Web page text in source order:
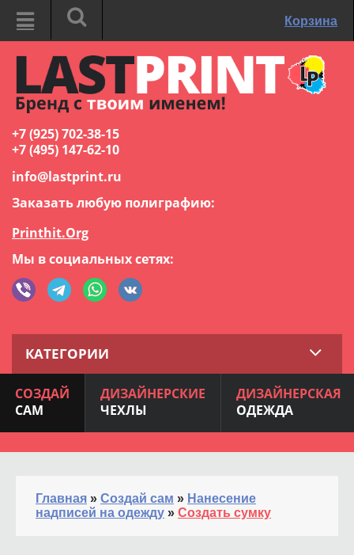
Корзина
+7 (925) 702-38-15
+7 (495) 147-62-10
info@lastprint.ru
Заказать любую полиграфию:
Printhit.Org
Мы в социальных сетях:
КАТЕГОРИИ
СОЗДАЙ
САМ
ДИЗАЙНЕРСКИЕ
ЧЕХЛЫ
ДИЗАЙНЕРСКАЯ
ОДЕЖДА
Главная » Создай сам » Нанесение
надписей на одежду » Создать сумку